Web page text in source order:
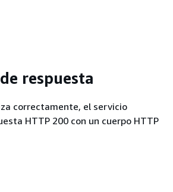
respuesta
correctamente, el servicio
HTTP 200 con un cuerpo HTTP